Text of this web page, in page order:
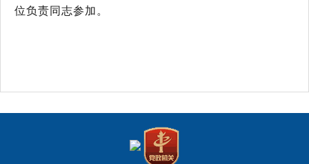
位负责同志参加。